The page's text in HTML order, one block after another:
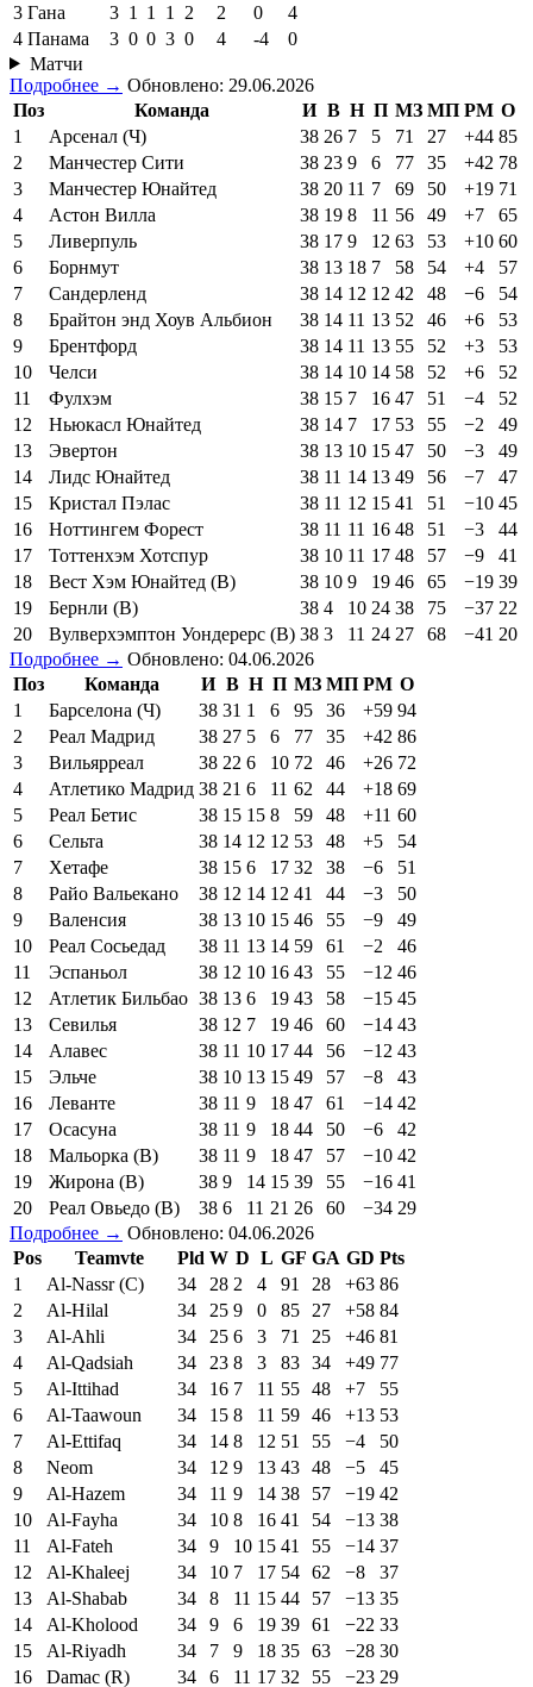
3 Гана 3 1 1 1 2 2 0
4
4 Панама 3 0 0 3 0 4 -4
0
Матчи
Подробнее → Обновлено: 29.06.2026
Поз
Команда И В Н П МЗ МП РМ О
1
Арсенал (Ч) 38 26 7 5 71 27 +44 85
2
Манчестер Сити 38 23 9 6 77 35 +42 78
3
Манчестер Юнайтед 38 20 11 7 69 50 +19 71
4
Астон Вилла 38 19 8 11 56 49 +7
65
5
Ливерпуль 38 17 9 12 63 53 +10 60
6
Борнмут 38 13 18 7 58 54 +4
57
7
Сандерленд 38 14 12 12 42 48 −6
54
8
Брайтон энд Хоув Альбион 38 14 11 13 52 46 +6
53
9
Брентфорд 38 14 11 13 55 52 +3
53
10
Челси 38 14 10 14 58 52 +6
52
11
Фулхэм 38 15 7 16 47 51 −4
52
12
Ньюкасл Юнайтед 38 14 7 17 53 55 −2
49
13
Эвертон 38 13 10 15 47 50 −3
49
14
Лидс Юнайтед 38 11 14 13 49 56 −7
47
15
Кристал Пэлас 38 11 12 15 41 51 −10 45
16
Ноттингем Форест 38 11 11 16 48 51 −3
44
17
Тоттенхэм Хотспур 38 10 11 17 48 57 −9
41
18
Вест Хэм Юнайтед (В) 38 10 9 19 46 65 −19 39
19
Бернли (В) 38 4 10 24 38 75 −37 22
20
Вулверхэмптон Уондерерс (В) 38 3 11 24 27 68 −41 20
Подробнее → Обновлено: 04.06.2026
Поз
Команда И В Н П МЗ МП РМ О
1
Барселона (Ч) 38 31 1 6 95 36 +59 94
2
Реал Мадрид 38 27 5 6 77 35 +42 86
3
Вильярреал 38 22 6 10 72 46 +26 72
4
Атлетико Мадрид 38 21 6 11 62 44 +18 69
5
Реал Бетис 38 15 15 8 59 48 +11 60
6
Сельта 38 14 12 12 53 48 +5
54
7
Хетафе 38 15 6 17 32 38 −6
51
8
Райо Вальекано 38 12 14 12 41 44 −3
50
9
Валенсия 38 13 10 15 46 55 −9
49
10
Реал Сосьедад 38 11 13 14 59 61 −2
46
11
Эспаньол 38 12 10 16 43 55 −12 46
12
Атлетик Бильбао 38 13 6 19 43 58 −15 45
13
Севилья 38 12 7 19 46 60 −14 43
14
Алавес 38 11 10 17 44 56 −12 43
15
Эльче 38 10 13 15 49 57 −8
43
16
Леванте 38 11 9 18 47 61 −14 42
17
Осасуна 38 11 9 18 44 50 −6
42
18
Мальорка (В) 38 11 9 18 47 57 −10 42
19
Жирона (В) 38 9 14 15 39 55 −16 41
20
Реал Овьедо (В) 38 6 11 21 26 60 −34 29
Подробнее → Обновлено: 04.06.2026
Pos
Teamvte Pld W D L GF GA GD Pts
1
Al-Nassr (C) 34 28 2 4 91 28 +63 86
2
Al-Hilal 34 25 9 0 85 27 +58 84
3
Al-Ahli 34 25 6 3 71 25 +46 81
4
Al-Qadsiah 34 23 8 3 83 34 +49 77
5
Al-Ittihad 34 16 7 11 55 48 +7
55
6
Al-Taawoun 34 15 8 11 59 46 +13 53
7
Al-Ettifaq 34 14 8 12 51 55 −4
50
8
Neom 34 12 9 13 43 48 −5
45
9
Al-Hazem 34 11 9 14 38 57 −19 42
10
Al-Fayha 34 10 8 16 41 54 −13 38
11
Al-Fateh 34 9 10 15 41 55 −14 37
12
Al-Khaleej 34 10 7 17 54 62 −8
37
13
Al-Shabab 34 8 11 15 44 57 −13 35
14
Al-Kholood 34 9 6 19 39 61 −22 33
15
Al-Riyadh 34 7 9 18 35 63 −28 30
16
Damac (R) 34 6 11 17 32 55 −23 29